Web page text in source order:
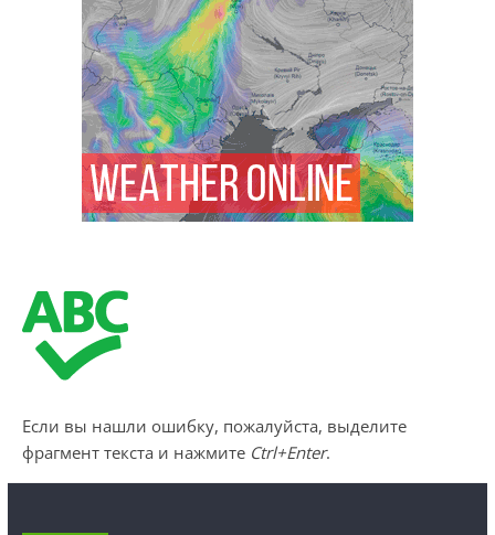
Если вы нашли ошибку, пожалуйста, выделите
фрагмент текста и нажмите Ctrl+Enter.